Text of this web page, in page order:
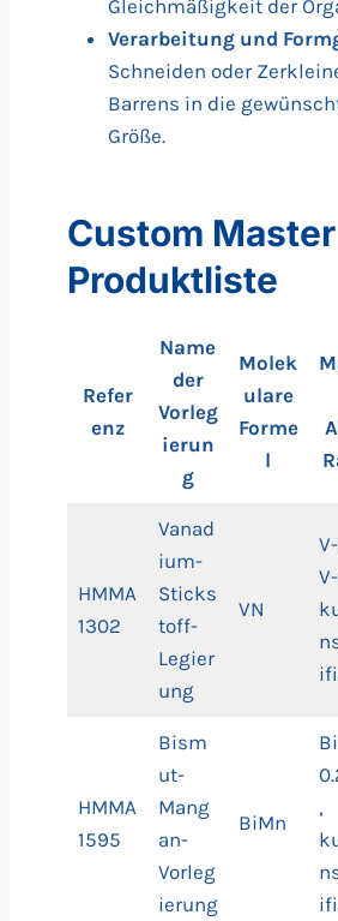
Gleichmäßigkeit der
Verarbeitung und
Schneiden oder
Barrens in die
Größe.
Custom
Produktliste
Refer
enz
Name
der
Vorleg
ierun
g
Molek
ulare
Forme
l
HMMA
1302
Vanad
ium-
Sticks
toff-
Legier
ung
VN
HMMA
1595
Bism
ut-
Mang
an-
Vorleg
ierung
BiMn
,